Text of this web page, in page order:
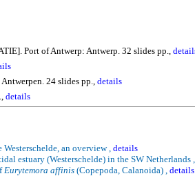
Port of Antwerp: Antwerp. 32 slides pp.,
24 slides pp., details
details
Westerschelde , an overview , details
estuary (Westerschelde) in the SW Netherlands
Eurytemora affinis (Copepoda Calanoida) , details